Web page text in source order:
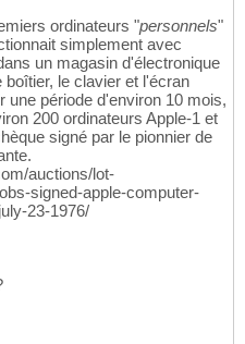
ordinateurs "personnels"
simplement avec
un magasin d'électronique
boîtier, le clavier et l'écran
une période d'environ 10 mois,
200 ordinateurs Apple-1 et
signé par le pionnier de
auctions/lot-
signed-apple-computer-
23-1976/